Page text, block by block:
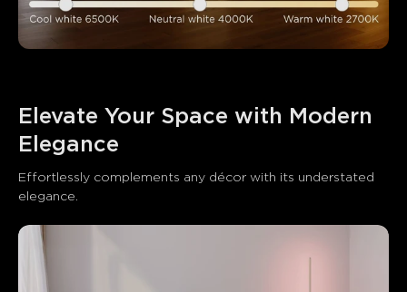
Elevate Your Space with Modern
Elegance
Effortlessly complements any décor with its understated
elegance.